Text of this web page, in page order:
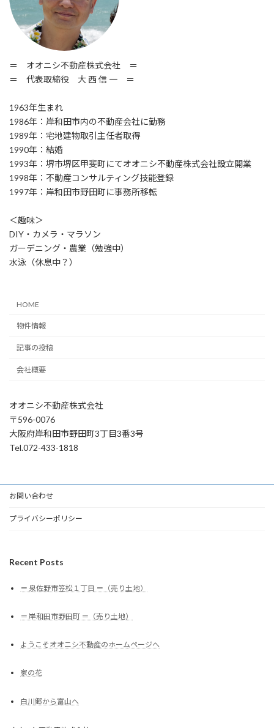
＝ オオニシ不動産株式会社 ＝
＝ 代表取締役 大 西 信 一 ＝
1963年生まれ
1986年：岸和田市内の不動産会社に勤務
1989年：宅地建物取引主任者取得
1990年：結婚
1993年：堺市堺区甲斐町にてオオニシ不動産株式会社設立開業
1998年：不動産コンサルティング技能登録
1997年：岸和田市野田町に事務所移転
＜趣味＞
DIY・カメラ・マラソン
ガーデニング・農業（勉強中）
水泳（休息中？）
HOME
物件情報
記事の投稿
会社概要
オオニシ不動産株式会社
〒596-0076
大阪府岸和田市野田町3丁目3番3号
Tel.072-433-1818
お問い合わせ
プライバシーポリシー
Recent Posts
＝ 泉佐野市笠松１丁目 ＝（売り土地）
＝ 岸和田市野田町 ＝（売り土地）
ようこそオオニシ不動産のホームページへ
家の花
白川郷から富山へ